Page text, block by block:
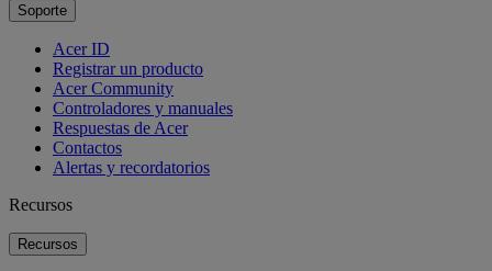
Soporte
Acer ID
Registrar un producto
Acer Community
Controladores y manuales
Respuestas de Acer
Contactos
Alertas y recordatorios
Recursos
Recursos